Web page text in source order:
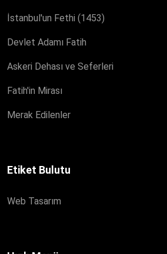
İstanbul'un Fethi (1453)
Devlet Adamı Fatih
Askeri Dehası ve Seferleri
Fatih'in Mirası
Merak Edilenler
Etiket Bulutu
Web Tasarım